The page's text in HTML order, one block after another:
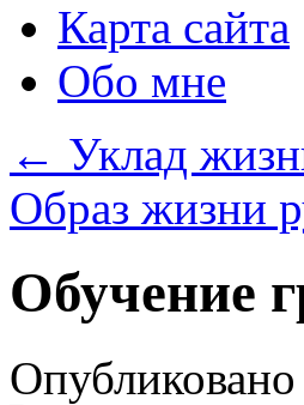
Карта сайта
Обо мне
← Уклад
Образ жизни
Обучение
Опубликовано